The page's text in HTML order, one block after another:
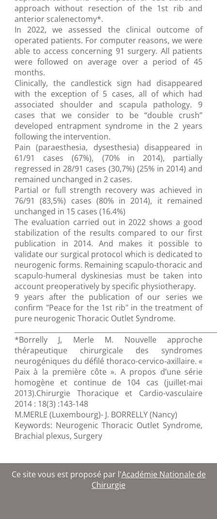
approach without resection of the 1st rib and
anterior scalenectomy*.
In 2022, we assessed the clinical outcome of
operated patients. For computer reasons, we were
able to access concerning 91 surgery. All patients
were followed on average over a period of 45
months.
Clinically, the candlestick sign had disappeared
with the exception of 5 cases, all of which had
associated shoulder and scapula pathology. 9
cases that we consider to be “double crush”
developed entrapment syndrome in the 2 years
following the intervention.
Pain (paraesthesia, dysesthesia) disappeared in
61/91 cases (67%), (70% in 2014), partially
regressed in 28/91 cases (30,7%) (25% in 2014) and
remained unchanged in 2 cases.
Partial or full strength recovery was achieved in
76/91 (83,5%) cases (80% in 2014), it remained
unchanged in 15 cases (16.4%)
The evaluation carried out in 2022 shows a good
stabilization of the results compared to our first
publication in 2014. And makes it possible to
validate our surgical protocol which is dedicated to
neurogenic forms. Remaining scapulo-thoracic and
scapulo-humeral dyskinesias must be taken into
account preoperatively by specific physiotherapy.
9 years after the publication of our series we
confirm "Peace for the 1st rib" in the treatment of
pure neurogenic Thoracic Outlet Syndrome.
*Borrelly J, Merle M. Nouvelle approche
thérapeutique chirurgicale des syndromes
neurogéniques du défilé thoraco-cervico-axillaire. «
Paix à la première côte ». A propos d’une série
homogène et continue de 104 cas (juillet-mai
2013).Chirurgie Thoracique et Cardio-vasculaire
2014 : 18(3) :143-148
M.MERLE (Luxembourg)- J. BORRELLY (Nancy)
Keywords: Neurogenic Thoracic Outlet Syndrome,
Brachial plexus, Surgery
Ce site vous est proposé par l'Académie Nationale de
Chirurgie